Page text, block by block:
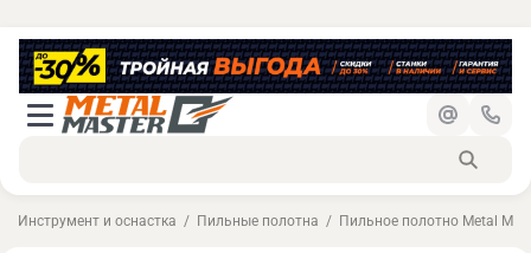
Инструмент и оснастка Пильные полотна Пильное полотно Metal